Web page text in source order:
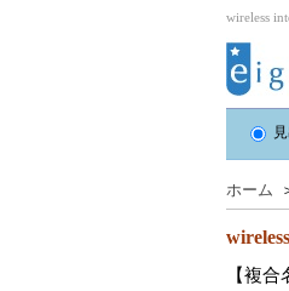
wireless
ホーム
【複合